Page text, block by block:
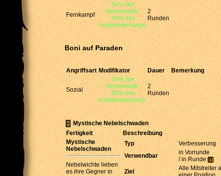
Fernkampf
-50% der
Heldenstufe
-50% des
Fertigkeitenrangs
2
Runden
Boni auf Paraden
Angriffsart Modifikator Dauer Bemerkung
Sozial
-50% der
Heldenstufe
-50% des
Fertigkeitenrangs
2
Runden
Mystische Nebelschwaden
Fertigkeit
Beschreibung
Mystische
Nebelschwaden
Nebelwichte lieben
es ihre Gegner in
Typ
Verbesserung
Verwendbar
in Vorrunde
/ in Runde
Ziel
Alle Mitstreiter